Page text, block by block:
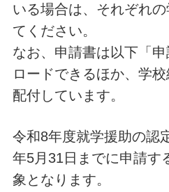
いる場合は、それぞれ
てください。
なお、申請書は以下「
ロードできるほか、学
配付しています。
令和8年度就学援助の認
年5月31日までに申請す
象となります。